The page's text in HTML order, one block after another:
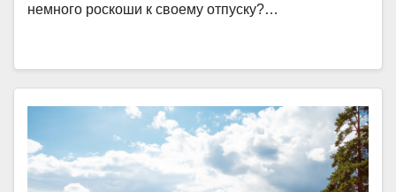
немного роскоши к своему отпуску?…